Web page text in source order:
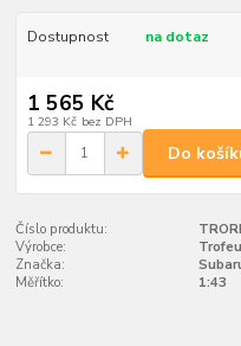
Dostupnost na dotaz
1 565 Kč
1 293 Kč bez DPH
Do
Číslo produktu:
Výrobce:
Trofeu
Značka:
Měřítko:
1:43